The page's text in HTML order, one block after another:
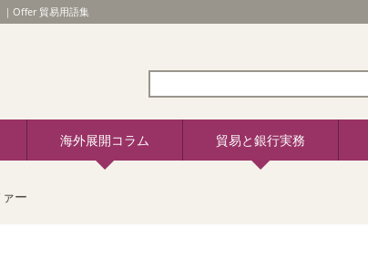
Offer 貿易用語集
海外展開コラム 貿易と銀行実務
ァー